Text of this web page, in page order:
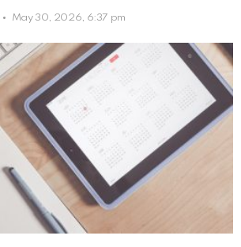
May 30, 2026, 6:37 pm